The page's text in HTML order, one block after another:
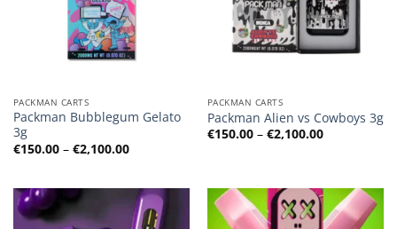
PACKMAN CARTS
Packman Bubblegum Gelato
3g
€150.00 – €2,100.00Preisspanne:
€150.00
PACKMAN CARTS
Packman Alien vs Cowboys 3g
€150.00 – €2,100.00